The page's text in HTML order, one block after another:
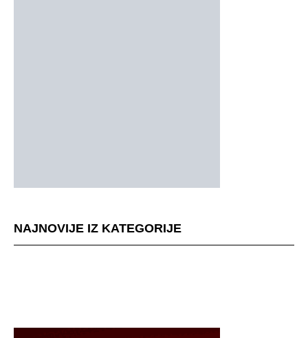
NAJNOVIJE IZ KATEGORIJE